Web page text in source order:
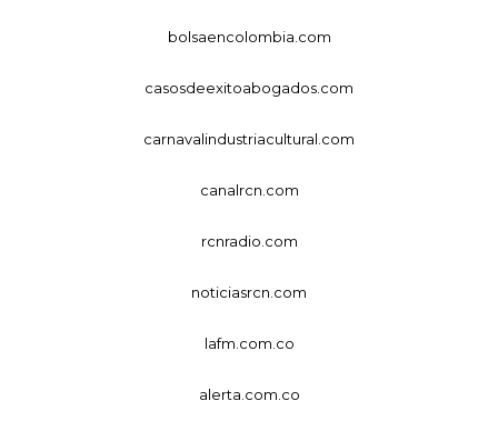
bolsaencolombia.com
casosdeexitoabogados.com
carnavalindustriacultural.com
canalrcn.com
rcnradio.com
noticiasrcn.com
lafm.com.co
alerta.com.co